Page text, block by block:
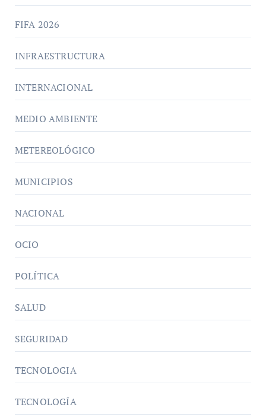
FIFA 2026
INFRAESTRUCTURA
INTERNACIONAL
MEDIO AMBIENTE
METEREOLÓGICO
MUNICIPIOS
NACIONAL
OCIO
POLÍTICA
SALUD
SEGURIDAD
TECNOLOGIA
TECNOLOGÍA